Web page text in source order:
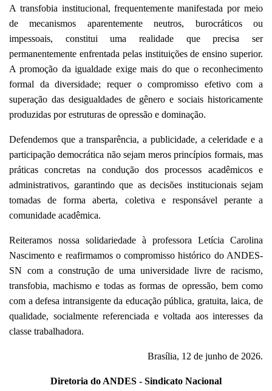
A transfobia institucional, frequentemente manifestada por meio
de mecanismos aparentemente neutros, burocráticos ou
impessoais, constitui uma realidade que precisa ser
permanentemente enfrentada pelas instituições de ensino superior.
A promoção da igualdade exige mais do que o reconhecimento
formal da diversidade; requer o compromisso efetivo com a
superação das desigualdades de gênero e sociais historicamente
produzidas por estruturas de opressão e dominação.
Defendemos que a transparência, a publicidade, a celeridade e a
participação democrática não sejam meros princípios formais, mas
práticas concretas na condução dos processos acadêmicos e
administrativos, garantindo que as decisões institucionais sejam
tomadas de forma aberta, coletiva e responsável perante a
comunidade acadêmica.
Reiteramos nossa solidariedade à professora Letícia Carolina
Nascimento e reafirmamos o compromisso histórico do ANDES-
SN com a construção de uma universidade livre de racismo,
transfobia, machismo e todas as formas de opressão, bem como
com a defesa intransigente da educação pública, gratuita, laica, de
qualidade, socialmente referenciada e voltada aos interesses da
classe trabalhadora.
Brasília, 12 de junho de 2026.
Diretoria do ANDES - Sindicato Nacional